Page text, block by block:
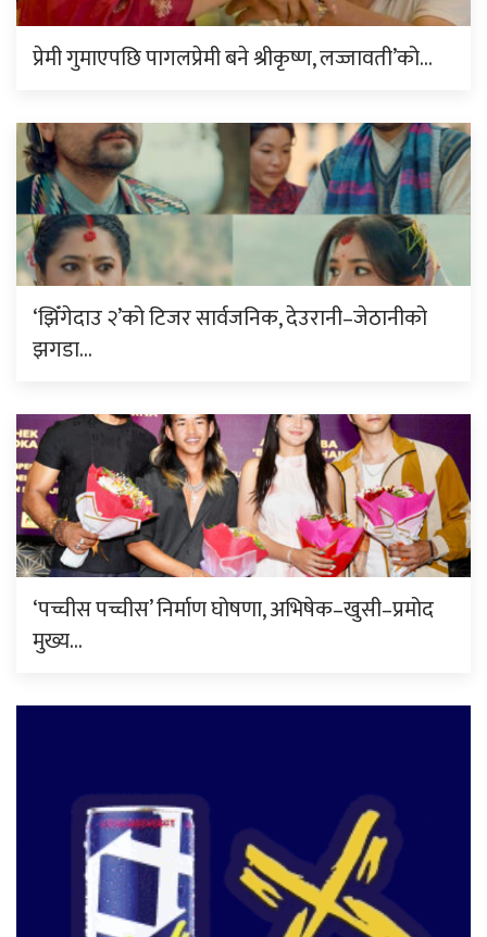
प्रेमी गुमाएपछि पागलप्रेमी बने श्रीकृष्ण, लज्जावती’को…
‘झिँगेदाउ २’को टिजर सार्वजनिक, देउरानी–जेठानीको
झगडा…
‘पच्चीस पच्चीस’ निर्माण घोषणा, अभिषेक–खुसी–प्रमोद
मुख्य…